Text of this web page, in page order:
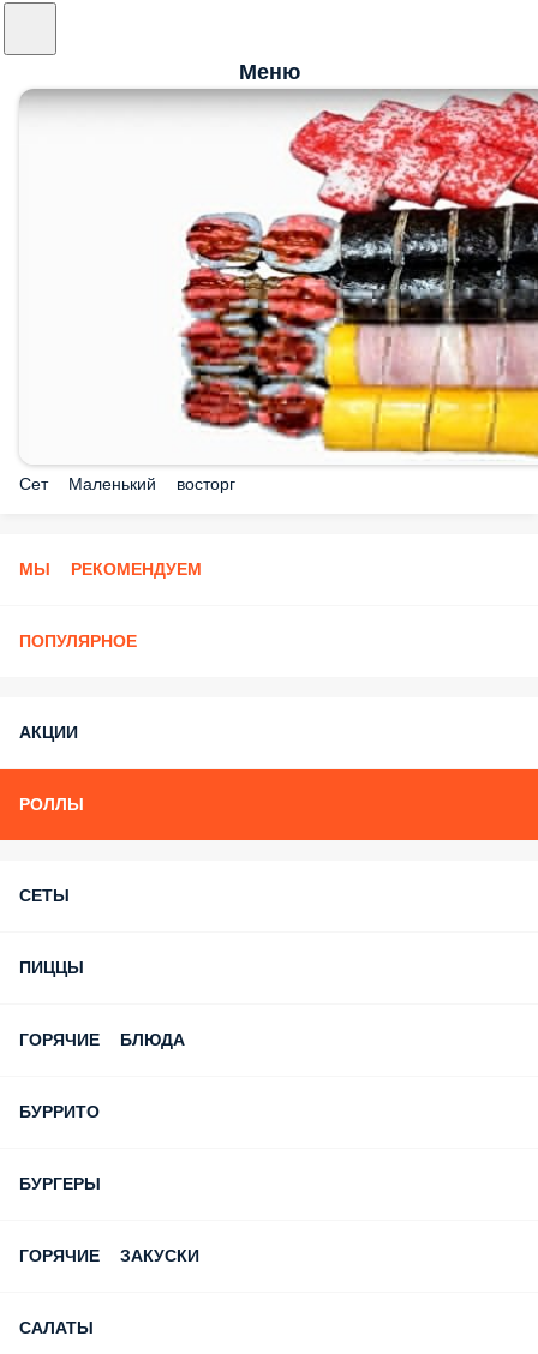
Меню
Сет Маленький восторг
МЫ РЕКОМЕНДУЕМ
ПОПУЛЯРНОЕ
АКЦИИ
РОЛЛЫ
СЕТЫ
ПИЦЦЫ
ГОРЯЧИЕ БЛЮДА
БУРРИТО
БУРГЕРЫ
ГОРЯЧИЕ ЗАКУСКИ
САЛАТЫ